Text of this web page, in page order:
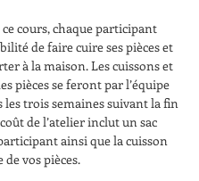
cours, chaque participant
de faire cuire ses pièces et
à la maison. Les cuissons et
pièces se feront par l’équipe
les trois semaines suivant la fin
de l’atelier inclut un sac
ainsi que la cuisson
vos pièces.